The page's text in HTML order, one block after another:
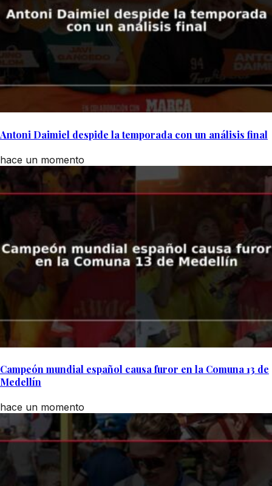
Antoni Daimiel despide la temporada con un análisis final
hace un momento
Campeón mundial español causa furor en la Comuna 13 de
Medellín
hace un momento